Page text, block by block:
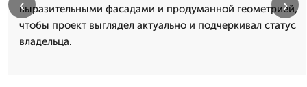
выразительными фасадами и продуманной геометрией,
чтобы проект выглядел актуально и подчеркивал статус
владельца.
‹ ›